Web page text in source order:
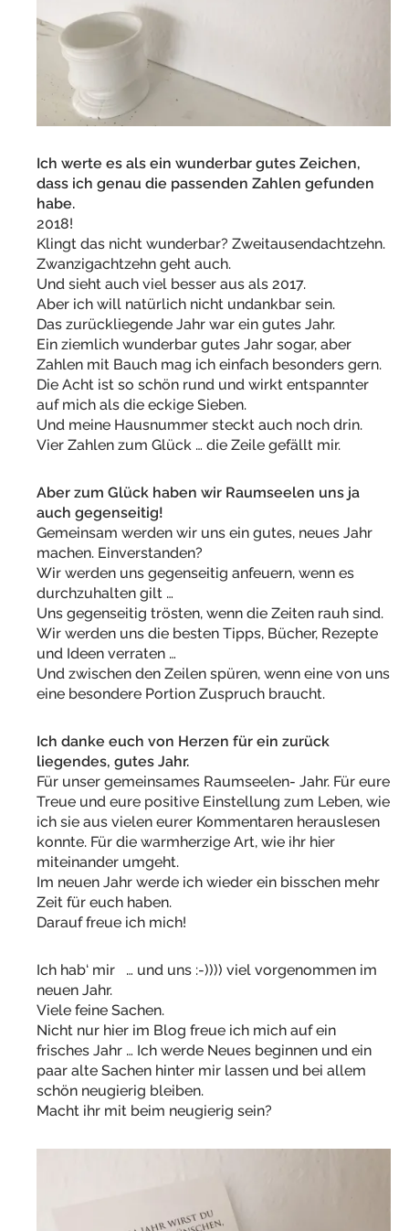
Ich werte es als ein wunderbar gutes Zeichen,
dass ich genau die passenden Zahlen gefunden
habe.
2018!
Klingt das nicht wunderbar? Zweitausendachtzehn.
Zwanzigachtzehn geht auch.
Und sieht auch viel besser aus als 2017.
Aber ich will natürlich nicht undankbar sein.
Das zurückliegende Jahr war ein gutes Jahr.
Ein ziemlich wunderbar gutes Jahr sogar, aber
Zahlen mit Bauch mag ich einfach besonders gern.
Die Acht ist so schön rund und wirkt entspannter
auf mich als die eckige Sieben.
Und meine Hausnummer steckt auch noch drin.
Vier Zahlen zum Glück … die Zeile gefällt mir.
Aber zum Glück haben wir Raumseelen uns ja
auch gegenseitig!
Gemeinsam werden wir uns ein gutes, neues Jahr
machen. Einverstanden?
Wir werden uns gegenseitig anfeuern, wenn es
durchzuhalten gilt …
Uns gegenseitig trösten, wenn die Zeiten rauh sind.
Wir werden uns die besten Tipps, Bücher, Rezepte
und Ideen verraten …
Und zwischen den Zeilen spüren, wenn eine von uns
eine besondere Portion Zuspruch braucht.
Ich danke euch von Herzen für ein zurück
liegendes, gutes Jahr.
Für unser gemeinsames Raumseelen- Jahr. Für eure
Treue und eure positive Einstellung zum Leben, wie
ich sie aus vielen eurer Kommentaren herauslesen
konnte. Für die warmherzige Art, wie ihr hier
miteinander umgeht.
Im neuen Jahr werde ich wieder ein bisschen mehr
Zeit für euch haben.
Darauf freue ich mich!
Ich hab‘ mir … und uns :-)))) viel vorgenommen im
neuen Jahr.
Viele feine Sachen.
Nicht nur hier im Blog freue ich mich auf ein
frisches Jahr … Ich werde Neues beginnen und ein
paar alte Sachen hinter mir lassen und bei allem
schön neugierig bleiben.
Macht ihr mit beim neugierig sein?